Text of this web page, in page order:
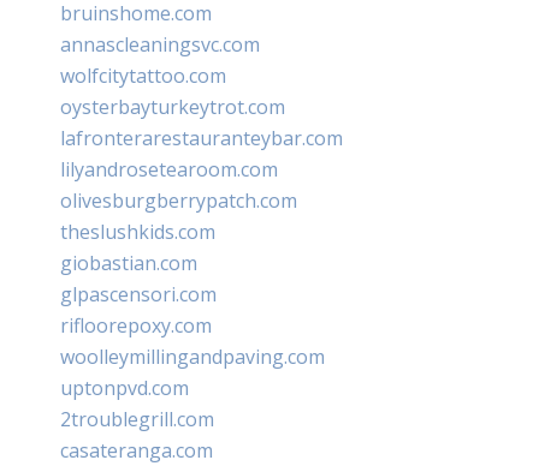
bruinshome.com
annascleaningsvc.com
wolfcitytattoo.com
oysterbayturkeytrot.com
lafronterarestauranteybar.com
lilyandrosetearoom.com
olivesburgberrypatch.com
theslushkids.com
giobastian.com
glpascensori.com
rifloorepoxy.com
woolleymillingandpaving.com
uptonpvd.com
2troublegrill.com
casateranga.com